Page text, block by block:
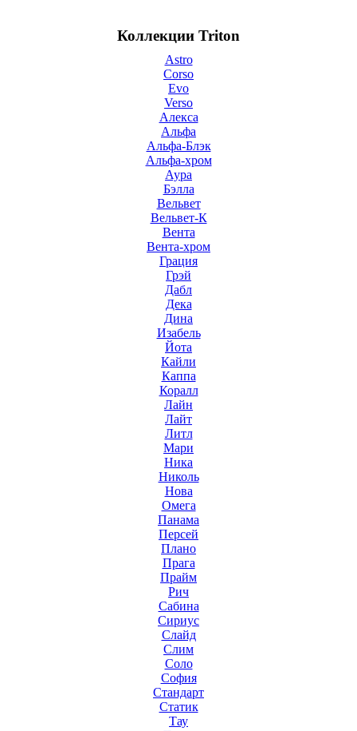
Коллекции Triton
Astro
Corso
Evo
Verso
Алекса
Альфа
Альфа-Блэк
Альфа-хром
Аура
Бэлла
Вельвет
Вельвет-К
Вента
Вента-хром
Грация
Грэй
Дабл
Дека
Дина
Изабель
Йота
Кайли
Каппа
Коралл
Лайн
Лайт
Литл
Мари
Ника
Николь
Нова
Омега
Панама
Персей
Плано
Прага
Прайм
Рич
Сабина
Сириус
Слайд
Слим
Соло
София
Стандарт
Статик
Тау